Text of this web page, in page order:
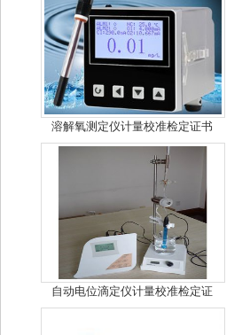
溶解氧测定仪计量校准检定证书
自动电位滴定仪计量校准检定证